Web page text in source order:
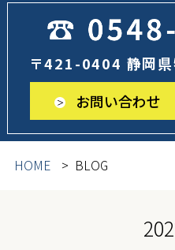
〒421-0404 静岡
お問い合わせ
HOME BLOG